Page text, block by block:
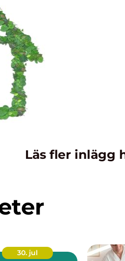
Läs fler inlägg
30. jul